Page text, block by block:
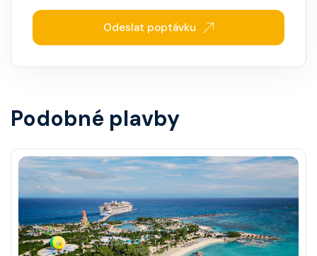
Odeslat poptávku
Podobné plavby